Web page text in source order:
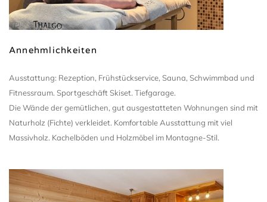
TPI
Annehmlichkeiten
Ausstattung: Rezeption, Frühstückservice, Sauna, Schwimmbad und
Fitnessraum. Sportgeschäft Skiset. Tiefgarage.
Die Wände der gemütlichen, gut ausgestatteten Wohnungen sind mit
Naturholz (Fichte) verkleidet. Komfortable Ausstattung mit viel
Massivholz. Kachelböden und Holzmöbel im Montagne-Stil.